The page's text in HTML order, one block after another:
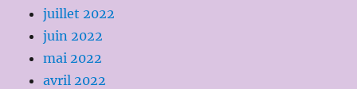
juillet 2022
juin 2022
mai 2022
avril 2022